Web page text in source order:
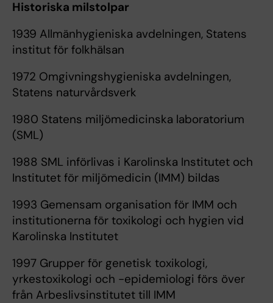
Historiska milstolpar
1939 Allmänhygieniska avdelningen, Statens
institut för folkhälsan
1972 Omgivningshygieniska avdelningen,
Statens naturvårdsverk
1980 Statens miljömedicinska laboratorium
(SML)
1988 SML införlivas i Karolinska Institutet och
Institutet för miljömedicin (IMM) bildas
1993 Gemensam organisation för IMM och
institutionerna för toxikologi och hygien vid
Karolinska Institutet
1997 Grupper för genetisk toxikologi,
yrkestoxikologi och -epidemiologi förs över
från Arbeslivsinstitutet till IMM